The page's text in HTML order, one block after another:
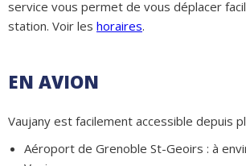
service vous permet de vous déplacer
station. Voir les horaires.
EN AVION
Vaujany est facilement accessible depuis
Aéroport de Grenoble St-Geoirs : à